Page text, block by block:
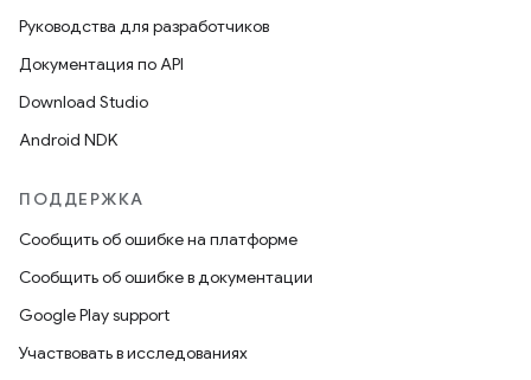
Руководства для разработчиков
Документация по API
Download Studio
Android NDK
ПОДДЕРЖКА
Сообщить об ошибке на платформе
Сообщить об ошибке в документации
Google Play support
Участвовать в исследованиях